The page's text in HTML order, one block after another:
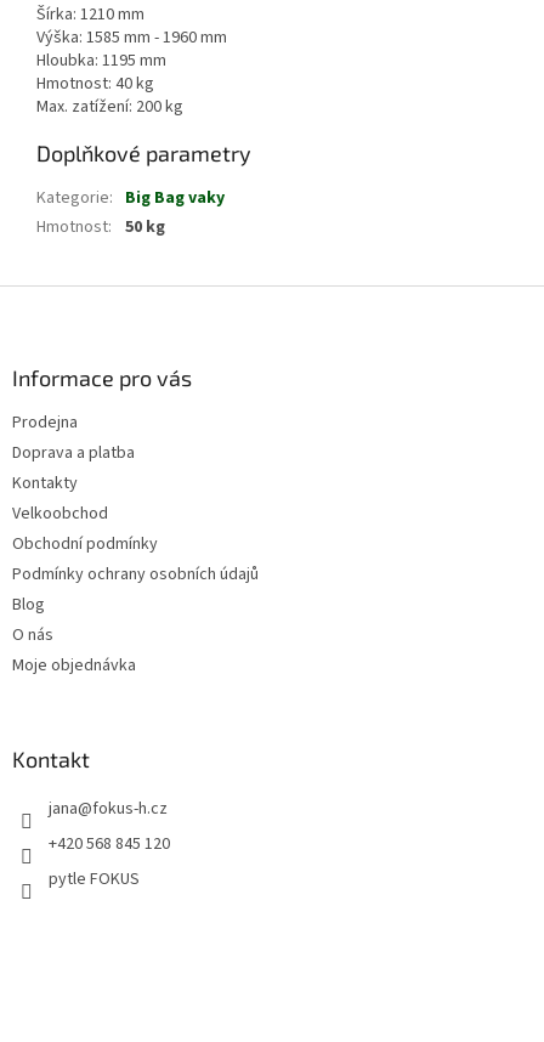
Šírka: 1210 mm
Výška: 1585 mm - 1960 mm
Hloubka: 1195 mm
Hmotnost: 40 kg
Max. zatížení: 200 kg
Doplňkové parametry
Kategorie: Big Bag vaky
Hmotnost: 50 kg
Informace pro vás
Prodejna
Doprava a platba
Kontakty
Velkoobchod
Obchodní podmínky
Podmínky ochrany osobních údajů
Blog
O nás
Moje objednávka
Kontakt
jana@fokus-h.cz
+420 568 845 120
pytle FOKUS